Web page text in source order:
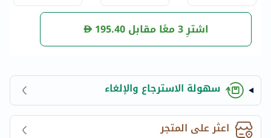
اشترِ 3 معًا مقابل 195.40
سهولة الاسترجاع والإلغاء
اعثر على المتجر